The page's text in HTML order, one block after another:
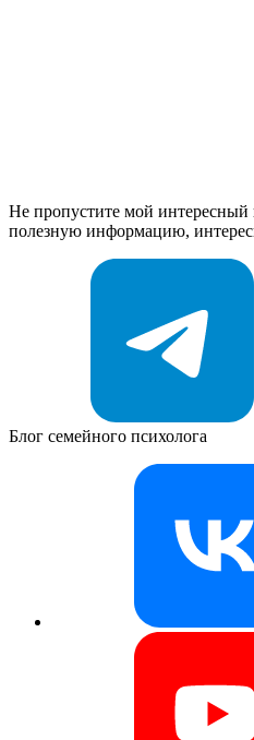
Не пропустите мой
полезную информацию,
Блог семейного психолога